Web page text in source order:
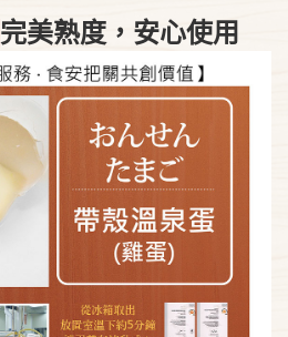
完美熟度，安心使用